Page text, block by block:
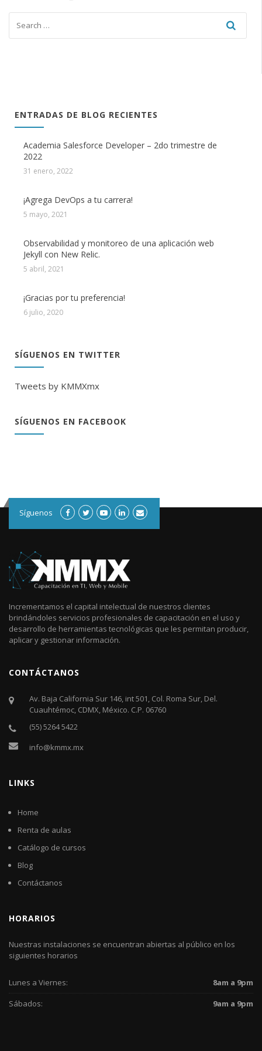
ENTRADAS DE BLOG RECIENTES
Academia Salesforce Developer – 2do trimestre de
2022
31 enero, 2022
¡Agrega DevOps a tu carrera!
5 mayo, 2021
Observabilidad y monitoreo de una aplicación web
Jekyll con New Relic.
5 abril, 2021
¡Gracias por tu preferencia!
6 julio, 2020
SÍGUENOS EN TWITTER
Tweets by KMMXmx
SÍGUENOS EN FACEBOOK
Síguenos
Incrementamos el capital intelectual de nuestros clientes
brindándoles servicios profesionales de capacitación en el uso y
desarrollo de herramientas tecnológicas que les permitan producir,
aplicar y gestionar información.
CONTÁCTANOS
Av. Baja California Sur 146, int 501, Col. Roma Sur, Del.
Cuauhtémoc, CDMX, México. C.P. 06760​
(55) 5264 5422
info@kmmx.mx
LINKS
Home
Renta de aulas
Catálogo de cursos
Blog
Contáctanos
HORARIOS
Nuestras instalaciones se encuentran abiertas al público en los
siguientes horarios
Lunes a Viernes:
8am a 9pm
Sábados:
9am a 9pm